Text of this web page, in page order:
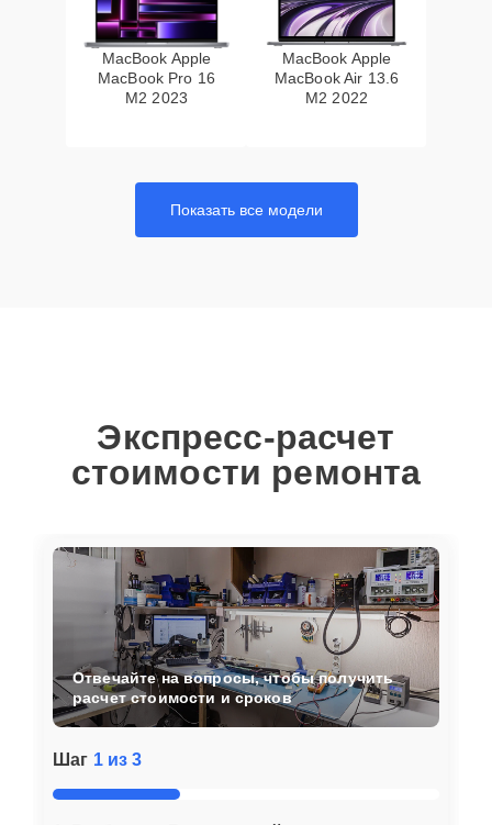
MacBook Apple
MacBook Pro 16
M2 2023
MacBook Apple
MacBook Air 13.6
M2 2022
Показать все модели
Экспресс-расчет
стоимости ремонта
Шаг 1 из 3
Отвечайте на вопросы, чтобы получить
расчет стоимости и сроков